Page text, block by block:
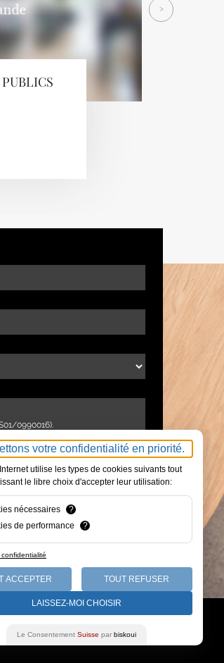
>
-Mentions légales -Plan du site
votre confidentialité en priorité.
utilise les types de cookies suivants tout
le libre choix d'accepter leur utilisation:
nécessaires
?
de performance
?
ACCEPTER TOUT REFUSER
LAISSEZ-MOI CHOISIR
Le Consentement Suisse par biskoui